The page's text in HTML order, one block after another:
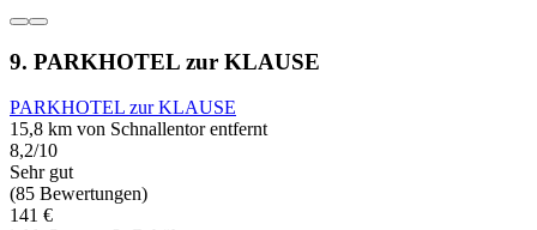
9. PARKHOTEL zur KLAUSE
PARKHOTEL zur KLAUSE
15,8 km von Schnallentor entfernt
8,2/10
Sehr gut
(85 Bewertungen)
141 €